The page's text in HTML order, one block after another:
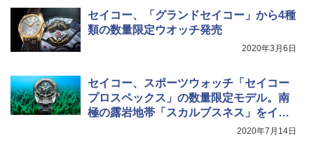
広げるだけ パッとサッとテント キューブワ
イド ブラックコーティング フルクローズ メ
ッシュ 4人用 簡単設置 ポップアップテント P
付き ヒグマ・イノシシ対策 自治体・教育機
関の購入実績 登山・キャンプ・アウトドア・
防災用品 長期保存可能 緊急時用 日本国内発
セイコー、「グランドセイコー」から4種
類の数量限定ウオッチ発売
2020年3月6日
セイコー、スポーツウォッチ「セイコー
プロスペックス」の数量限定モデル。南
極の露岩地帯「スカルブスネス」をイメ
2020年7月14日